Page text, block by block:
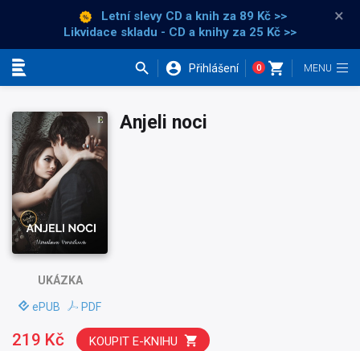
Letní slevy CD a knih za 89 Kč >>
Likvidace skladu - CD a knihy za 25 Kč >>
×
Přihlášení 0
UKÁZKA
ePUB PDF
Anjeli noci
219 Kč KOUPIT E-KNIHU